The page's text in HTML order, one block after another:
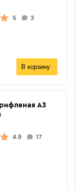
5 3
В корзину
А3
4.9 17